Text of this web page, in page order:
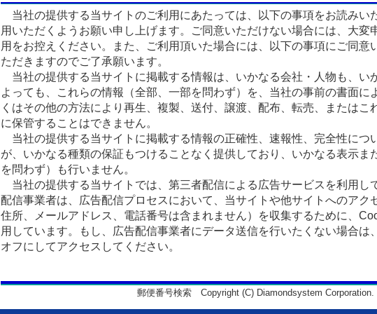
当社の提供する当サイトのご利用にあたっては、以下の事項をお読みい
用いただくようお願い申し上げます。ご同意いただけない場合には、大変
用をお控えください。また、ご利用頂いた場合には、以下の事項にご同意
ただきますのでご了承願います。
当社の提供する当サイトに掲載する情報は、いかなる会社・人物も、い
よっても、これらの情報（全部、一部を問わず）を、当社の事前の書面に
くはその他の方法により再生、複製、送付、譲渡、配布、転売、またはこ
に保管することはできません。
当社の提供する当サイトに掲載する情報の正確性、速報性、完全性につ
が、いかなる種類の保証もつけることなく提供しており、いかなる表示ま
を問わず）も行いません。
当社の提供する当サイトでは、第三者配信による広告サービスを利用し
配信事業者は、広告配信プロセスにおいて、当サイトや他サイトへのアク
住所、メールアドレス、電話番号は含まれません）を収集するために、
用しています。もし、広告配信事業者にデータ送信を行いたくない場合は
オフにしてアクセスしてください。
郵便番号検索 Copyright (C) Diamondsystem Corporation.